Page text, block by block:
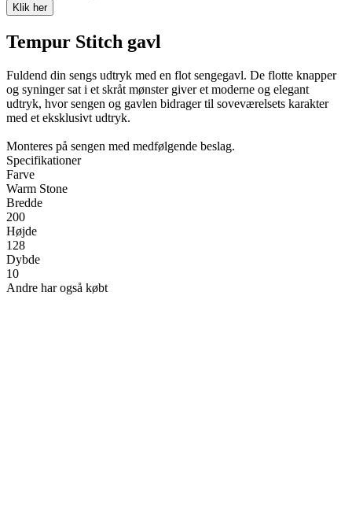
Klik her
Tempur Stitch gavl
Fuldend din sengs udtryk med en flot sengegavl. De flotte knapper
og syninger sat i et skråt mønster giver et moderne og elegant
udtryk, hvor sengen og gavlen bidrager til soveværelsets karakter
med et eksklusivt udtryk.
Monteres på sengen med medfølgende beslag.
Specifikationer
Farve
Warm Stone
Bredde
200
Højde
128
Dybde
10
Andre har også købt